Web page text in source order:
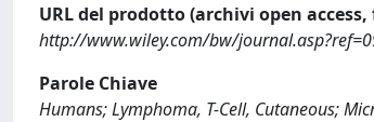
URL del prodotto (archivi open
http://www.wiley.com/bw/
Parole Chiave
Humans; Lymphoma, T-Cell, Cutaneous;